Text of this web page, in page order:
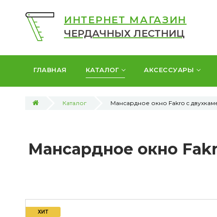
ИНТЕРНЕТ МАГАЗИН
ЧЕРДАЧНЫХ ЛЕСТНИЦ
ГЛАВНАЯ КАТАЛОГ АКСЕССУАРЫ
Каталог Мансардное окно Fakro с
Мансардное окно
ХИТ